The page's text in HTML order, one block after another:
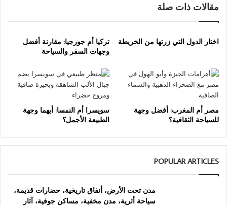
مقالات ذات صلة
اختار الدول التي زرتها من الخريطة
تركيا أم جورجيا: مقارنة أفضل
وجهات السفر والسياحة
مصر أم المغرب: أفضل وجهة
للسياحة الثقافية؟
سويسرا أم النمسا: أيهما وجهة
الطبيعة الأجمل؟
POPULAR ARTICLES
مدن تحت الأرض، أنفاق تاريخية، حضارات قديمة،
سياحة أثرية، مدن مخفية، مساكن جوفية، آثار